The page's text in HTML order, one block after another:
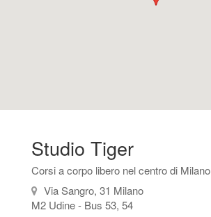
Studio Tiger
Corsi a corpo libero nel centro di Milano
Via Sangro, 31 Milano
M2 Udine - Bus 53, 54